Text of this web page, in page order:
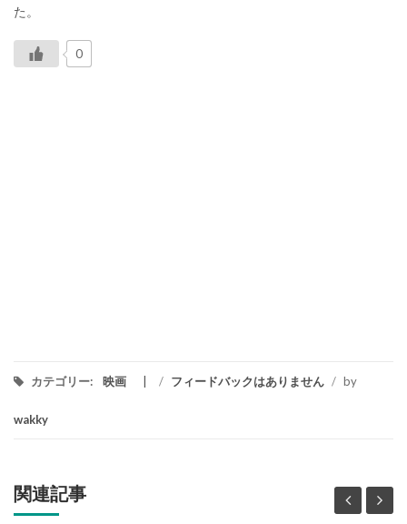
た。
0
カテゴリー: 映画 / フィードバックはありません / by
wakky
関連記事